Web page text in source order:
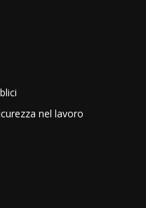
nel lavoro